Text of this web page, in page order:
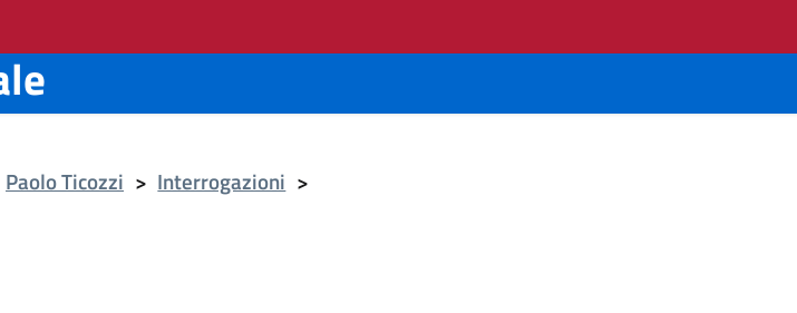
Paolo Ticozzi > Interrogazioni >